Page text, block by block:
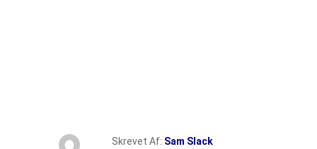
Skrevet Af: Sam Slack